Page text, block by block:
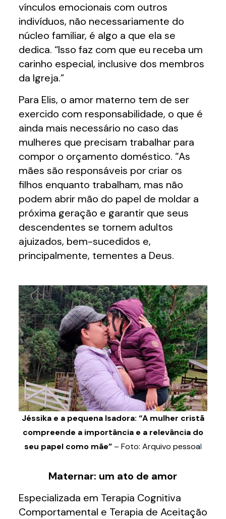
vínculos emocionais com outros
indivíduos, não necessariamente do
núcleo familiar, é algo a que ela se
dedica. “Isso faz com que eu receba um
carinho especial, inclusive dos membros
da Igreja.”
Para Elis, o amor materno tem de ser
exercido com responsabilidade, o que é
ainda mais necessário no caso das
mulheres que precisam trabalhar para
compor o orçamento doméstico. “As
mães são responsáveis por criar os
filhos enquanto trabalham, mas não
podem abrir mão do papel de moldar a
próxima geração e garantir que seus
descendentes se tornem adultos
ajuizados, bem-sucedidos e,
principalmente, tementes a Deus.
Jéssika e a pequena Isadora: “A mulher cristã
compreende a importância e a relevância do
seu papel como mãe”– Foto: Arquivo pessoal
Maternar: um ato de amor
Especializada em Terapia Cognitiva
Comportamental e Terapia de Aceitação